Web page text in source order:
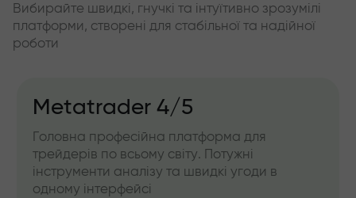
Вибирайте швидкі, гнучкі та інтуїтивно зрозумілі
платформи, створені для стабільної та надійної
роботи
Metatrader 4/5
Головна професійна платформа для
трейдерів по всьому світу. Потужні
інструменти аналізу та швидкі угоди в
одному інтерфейсі